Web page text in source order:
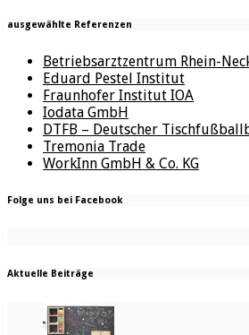
ausgewählte Referenzen
Betriebsarztzentrum Rhein-
Eduard Pestel Institut
Fraunhofer Institut IOA
Iodata GmbH
DTFB – Deutscher
Tremonia Trade
WorkInn GmbH & Co. KG
Folge uns bei Facebook
Aktuelle Beiträge